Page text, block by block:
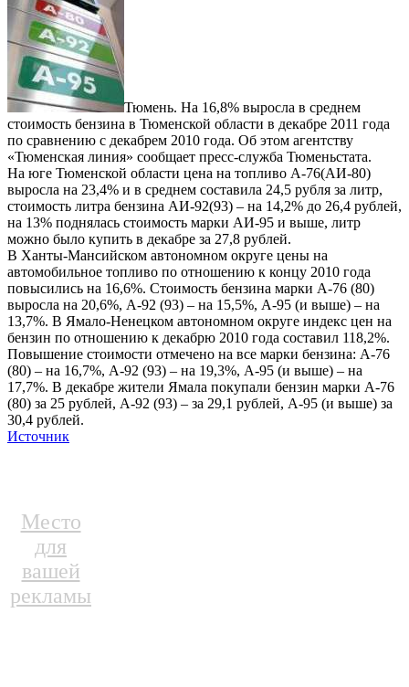
Тюмень. На 16,8% выросла в среднем
стоимость бензина в Тюменской области в декабре 2011 года
по сравнению с декабрем 2010 года. Об этом агентству
«Тюменская линия» сообщает пресс-служба Тюменьстата.
На юге Тюменской области цена на топливо А-76(АИ-80)
выросла на 23,4% и в среднем составила 24,5 рубля за литр,
стоимость литра бензина АИ-92(93) – на 14,2% до 26,4 рублей,
на 13% поднялась стоимость марки АИ-95 и выше, литр
можно было купить в декабре за 27,8 рублей.
В Ханты-Мансийском автономном округе цены на
автомобильное топливо по отношению к концу 2010 года
повысились на 16,6%. Стоимость бензина марки А-76 (80)
выросла на 20,6%, А-92 (93) – на 15,5%, А-95 (и выше) – на
13,7%. В Ямало-Ненецком автономном округе индекс цен на
бензин по отношению к декабрю 2010 года составил 118,2%.
Повышение стоимости отмечено на все марки бензина: А-76
(80) – на 16,7%, А-92 (93) – на 19,3%, А-95 (и выше) – на
17,7%. В декабре жители Ямала покупали бензин марки А-76
(80) за 25 рублей, А-92 (93) – за 29,1 рублей, А-95 (и выше) за
30,4 рублей.
Источник
Место
для
вашей
рекламы